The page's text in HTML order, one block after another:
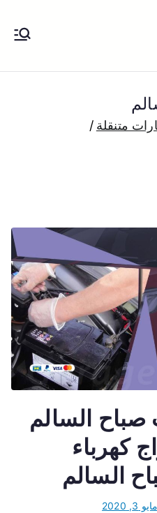
الكويت كهرباء وبنشر تبديل
متنقلة
صباح السالم
كراج كهرباء
السالم
مايو 3, 2020